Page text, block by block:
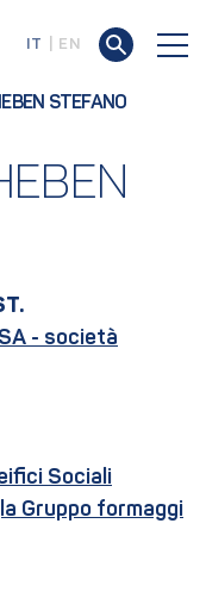
IT EN
STEFANO
- società
Sociali
Gruppo formaggi